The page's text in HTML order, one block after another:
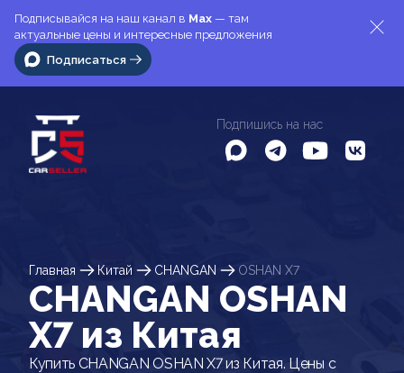
Подписывайся на наш канал в Max — там
актуальные цены и интересные предложения
Подписаться
Подпишись на нас
Главная Китай CHANGAN OSHAN X7
CHANGAN OSHAN
X7 из Китая
Купить CHANGAN OSHAN X7 из Китая. Цены с